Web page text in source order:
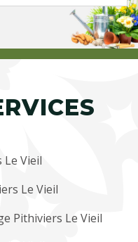
Le Vieil
Le Vieil
Pithiviers Le Vieil